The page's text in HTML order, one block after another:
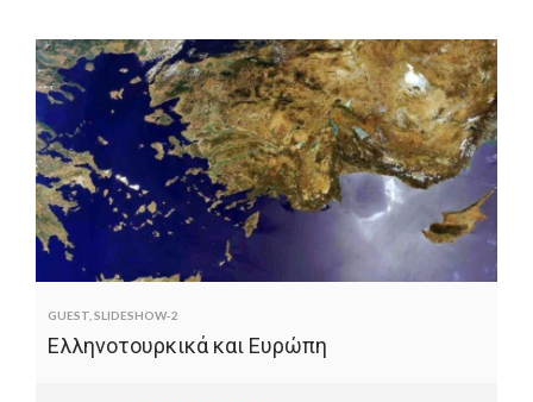
GUEST SLIDESHOW-2
Ελληνοτουρκικά και Ευρώπη